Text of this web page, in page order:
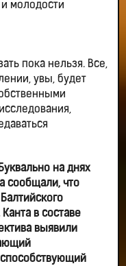
молодости
пока нельзя. Все,
увы, будет
на днях
сообщали, что
в составе
выявили